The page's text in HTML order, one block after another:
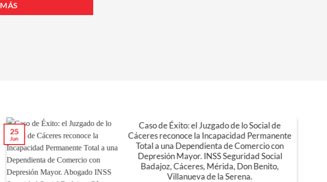
Caso de Éxito: el Juzgado de lo Social de
Cáceres reconoce la Incapacidad Permanente
Total a una Dependienta de Comercio con
Depresión Mayor. INSS Seguridad Social
Badajoz, Cáceres, Mérida, Don Benito,
Villanueva de la Serena.
25
Jun